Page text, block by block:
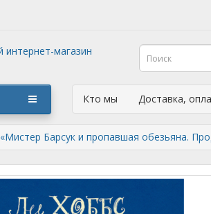
Кто мы Доставка,
«Мистер Барсук и пропавшая обезьяна.